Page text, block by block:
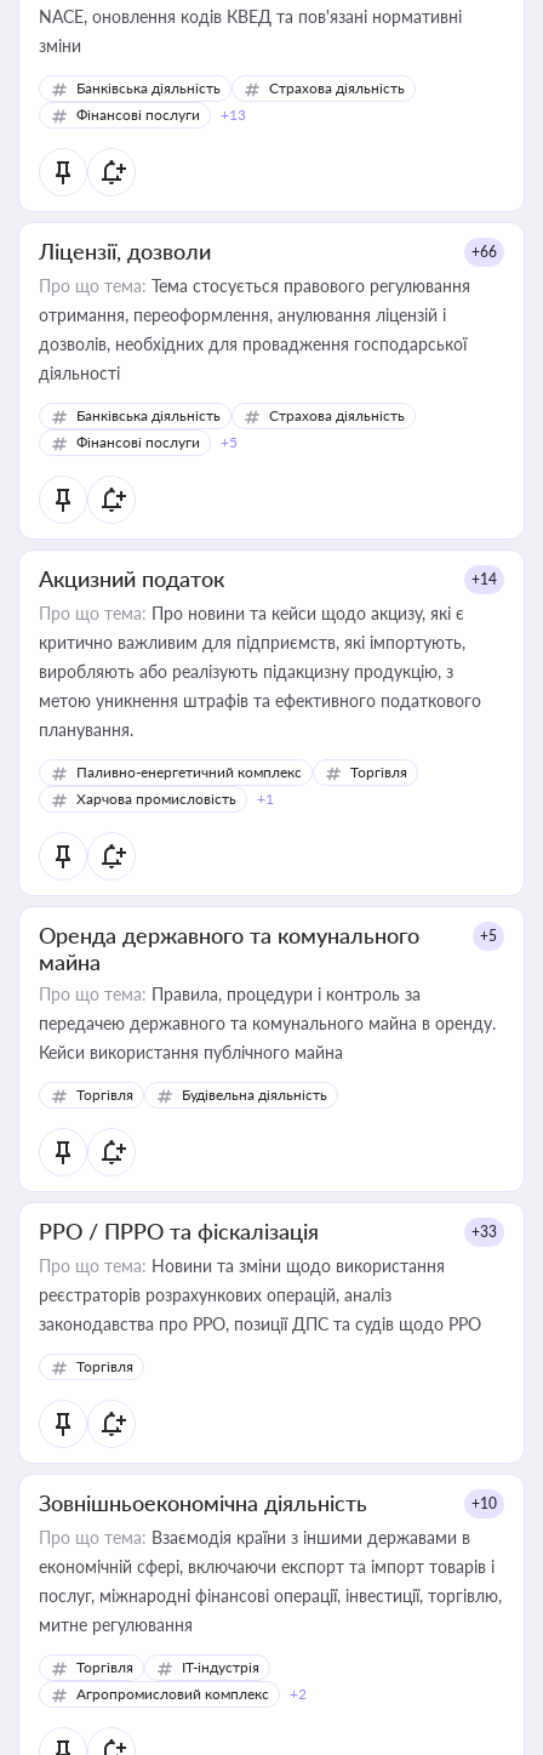
NACE, оновлення кодів КВЕД та пов'язані нормативні
зміни
Банківська діяльність
Страхова діяльність
Фінансові послуги
+13
Ліцензії, дозволи +66
Про що тема: Тема стосується правового регулювання
отримання, переоформлення, анулювання ліцензій і
дозволів, необхідних для провадження господарської
діяльності
Банківська діяльність
Страхова діяльність
Фінансові послуги
+5
Акцизний податок +14
Про що тема: Про новини та кейси щодо акцизу, які є
критично важливим для підприємств, які імпортують,
виробляють або реалізують підакцизну продукцію, з
метою уникнення штрафів та ефективного податкового
планування.
Паливно-енергетичний комплекс
Торгівля
Харчова промисловість
+1
Оренда державного та комунального
майна
+5
Про що тема: Правила, процедури і контроль за
передачею державного та комунального майна в оренду.
Кейси використання публічного майна
Торгівля Будівельна діяльність
РРО / ПРРО та фіскалізація +33
Про що тема: Новини та зміни щодо використання
реєстраторів розрахункових операцій, аналіз
законодавства про РРО, позиції ДПС та судів щодо РРО
Торгівля
Зовнішньоекономічна діяльність +10
Про що тема: Взаємодія країни з іншими державами в
економічній сфері, включаючи експорт та імпорт товарів і
послуг, міжнародні фінансові операції, інвестиції, торгівлю,
митне регулювання
Торгівля
IT-індустрія
Агропромисловий комплекс
+2